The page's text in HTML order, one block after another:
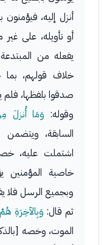
أنزل إليه،
أو تأويله، على
يفعله من
خلاف قولهم،
صدقوا بلفظها، فلم
وقوله: وَمَا أُنزلَ
السابقة، ويتضمن
اشتملت عليه،
وبجميع الرسل فلا
ثم قال: وَبِالآخِرَةِ
الموت، وخصه